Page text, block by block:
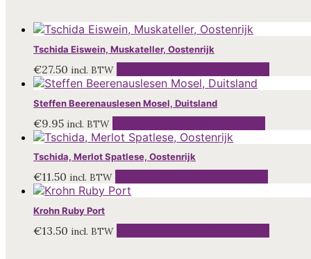
Tschida Eiswein, Muskateller, Oostenrijk
€27.50 incl. BTW
Steffen Beerenauslesen Mosel, Duitsland
€9.95 incl. BTW
Tschida, Merlot Spatlese, Oostenrijk
€11.50 incl. BTW
Krohn Ruby Port
€13.50 incl. BTW